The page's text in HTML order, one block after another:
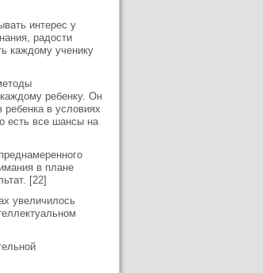
интерес у
радости
каждому ученику
ребенку. Он
ребенка в условиях
есть все шансы на
в плане
[22]
увеличилось